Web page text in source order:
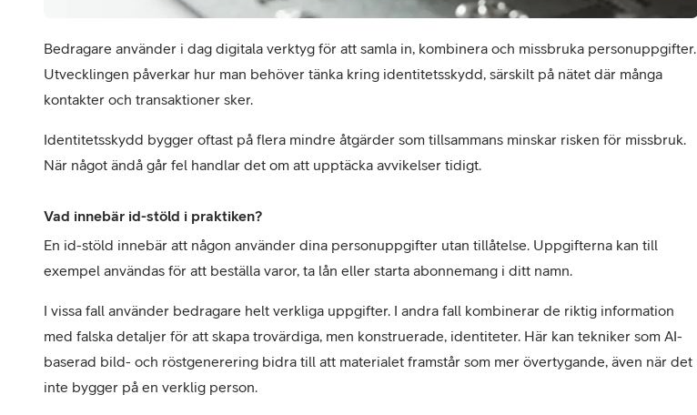
Bedragare använder i dag digitala verktyg för att samla in, kombinera och missbruka personuppgifter.
Utvecklingen påverkar hur man behöver tänka kring identitetsskydd, särskilt på nätet där många
kontakter och transaktioner sker.
Identitetsskydd bygger oftast på flera mindre åtgärder som tillsammans minskar risken för missbruk.
När något ändå går fel handlar det om att upptäcka avvikelser tidigt.
Vad innebär id-stöld i praktiken?
En id-stöld innebär att någon använder dina personuppgifter utan tillåtelse. Uppgifterna kan till
exempel användas för att beställa varor, ta lån eller starta abonnemang i ditt namn.
I vissa fall använder bedragare helt verkliga uppgifter. I andra fall kombinerar de riktig information
med falska detaljer för att skapa trovärdiga, men konstruerade, identiteter. Här kan tekniker som AI-
baserad bild- och röstgenerering bidra till att materialet framstår som mer övertygande, även när det
inte bygger på en verklig person.